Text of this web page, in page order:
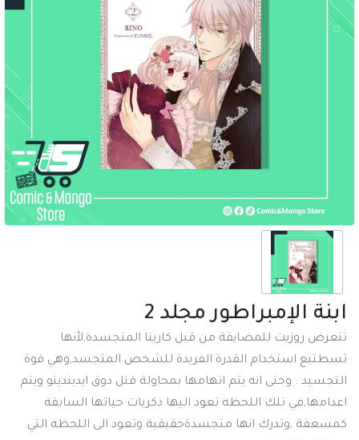
ابنة الإمبراطور مجلد 2
تتعرض روزيت للمضايقة من قبل كارينا المتجسدة,لأنها
تسطتيع استخدام القدرة الفريدة للشخص المتجسد,وهي قوة
التجسيد . وحتى انه يتم اتهامها بمحاولة قتل دوق ايديندينو ويتم
اعدامها,في تلك اللحظه تعود اليها ذكريات حياتها السابقة
كمسعفة ,وتدرك انها متجسدةحقيقية وتعود الى اللحظه التي